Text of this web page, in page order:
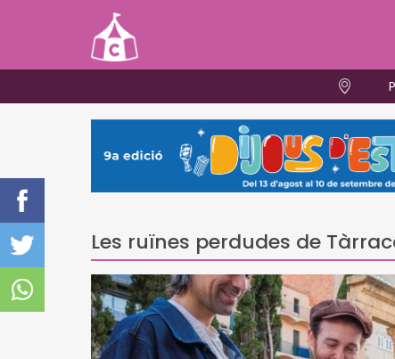
Les ruïnes perdudes de